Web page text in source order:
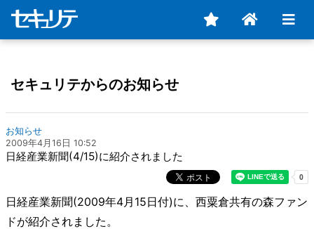
セキュリテからのお知らせ
お知らせ
2009年4月16日 10:52
日経産業新聞(4/15)に紹介されました
日経産業新聞(2009年4月15日付)に、西粟倉共有の森ファン
ドが紹介されました。